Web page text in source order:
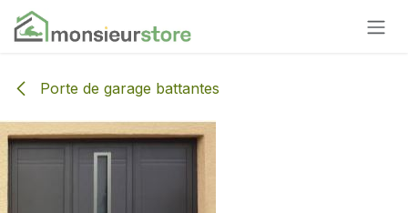
Se rendre au contenu
Porte de garage battantes